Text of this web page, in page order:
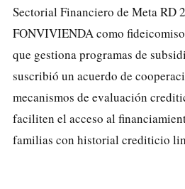
Sectorial Financiero de Meta RD
FONVIVIENDA como
que gestiona programas de
suscribió un acuerdo de
mecanismos de evaluación
faciliten el acceso al
familias con historial crediticio